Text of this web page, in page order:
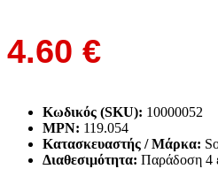
4.60 €
Κωδικός (SKU): 10000052
MPN: 119.054
Κατασκευαστής / Μάρκα:
Διαθεσιμότητα: Παράδoση 4